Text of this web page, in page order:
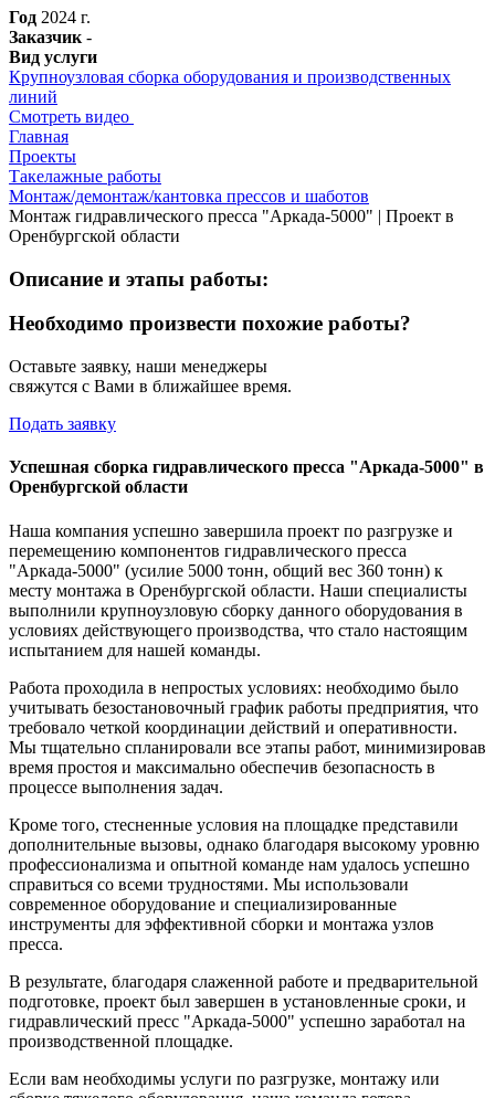
Год 2024 г.
Заказчик -
Вид услуги
Крупноузловая сборка оборудования и производственных
линий
Смотреть видео
Главная
Проекты
Такелажные работы
Монтаж/демонтаж/кантовка прессов и шаботов
Монтаж гидравлического пресса "Аркада-5000" | Проект в
Оренбургской области
Описание и этапы работы:
Необходимо произвести похожие работы?
Оставьте заявку, наши менеджеры
свяжутся с Вами в ближайшее время.
Подать заявку
Успешная сборка гидравлического пресса "Аркада-5000" в
Оренбургской области
Наша компания успешно завершила проект по разгрузке и
перемещению компонентов гидравлического пресса
"Аркада-5000" (усилие 5000 тонн, общий вес 360 тонн) к
месту монтажа в Оренбургской области. Наши специалисты
выполнили крупноузловую сборку данного оборудования в
условиях действующего производства, что стало настоящим
испытанием для нашей команды.
Работа проходила в непростых условиях: необходимо было
учитывать безостановочный график работы предприятия, что
требовало четкой координации действий и оперативности.
Мы тщательно спланировали все этапы работ, минимизировав
время простоя и максимально обеспечив безопасность в
процессе выполнения задач.
Кроме того, стесненные условия на площадке представили
дополнительные вызовы, однако благодаря высокому уровню
профессионализма и опытной команде нам удалось успешно
справиться со всеми трудностями. Мы использовали
современное оборудование и специализированные
инструменты для эффективной сборки и монтажа узлов
пресса.
В результате, благодаря слаженной работе и предварительной
подготовке, проект был завершен в установленные сроки, и
гидравлический пресс "Аркада-5000" успешно заработал на
производственной площадке.
Если вам необходимы услуги по разгрузке, монтажу или